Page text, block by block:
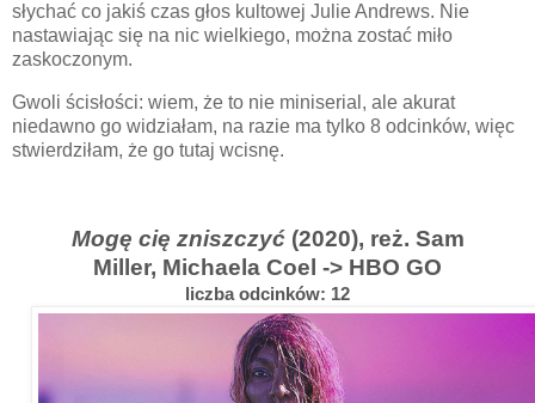
słychać co jakiś czas głos kultowej Julie Andrews. Nie
nastawiając się na nic wielkiego, można zostać miło
zaskoczonym.
Gwoli ścisłości: wiem, że to nie miniserial, ale akurat
niedawno go widziałam, na razie ma tylko 8 odcinków, więc
stwierdziłam, że go tutaj wcisnę.
Mogę cię zniszczyć (2020), reż. Sam
Miller, Michaela Coel -> HBO GO
liczba odcinków: 12